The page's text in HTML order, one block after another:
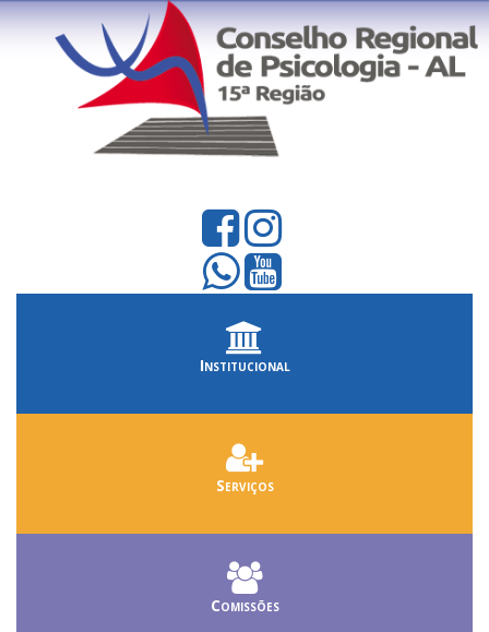
Institucional
Serviços
Comissões